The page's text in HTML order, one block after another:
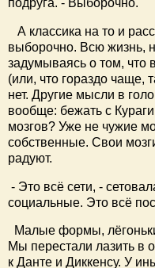
А классика на то и
выборочно. Всю жизнь,
задумываясь о том, что
(или, что гораздо чаще,
нет. Другие мысли в
вообще: бежать с
мозгов? Уже не чужие
собственные. Свои
радуют.
- Это всё сети, -
социальные. Это всё
Малые формы,
Мы перестали лазить в
к Данте и Диккенсу. У